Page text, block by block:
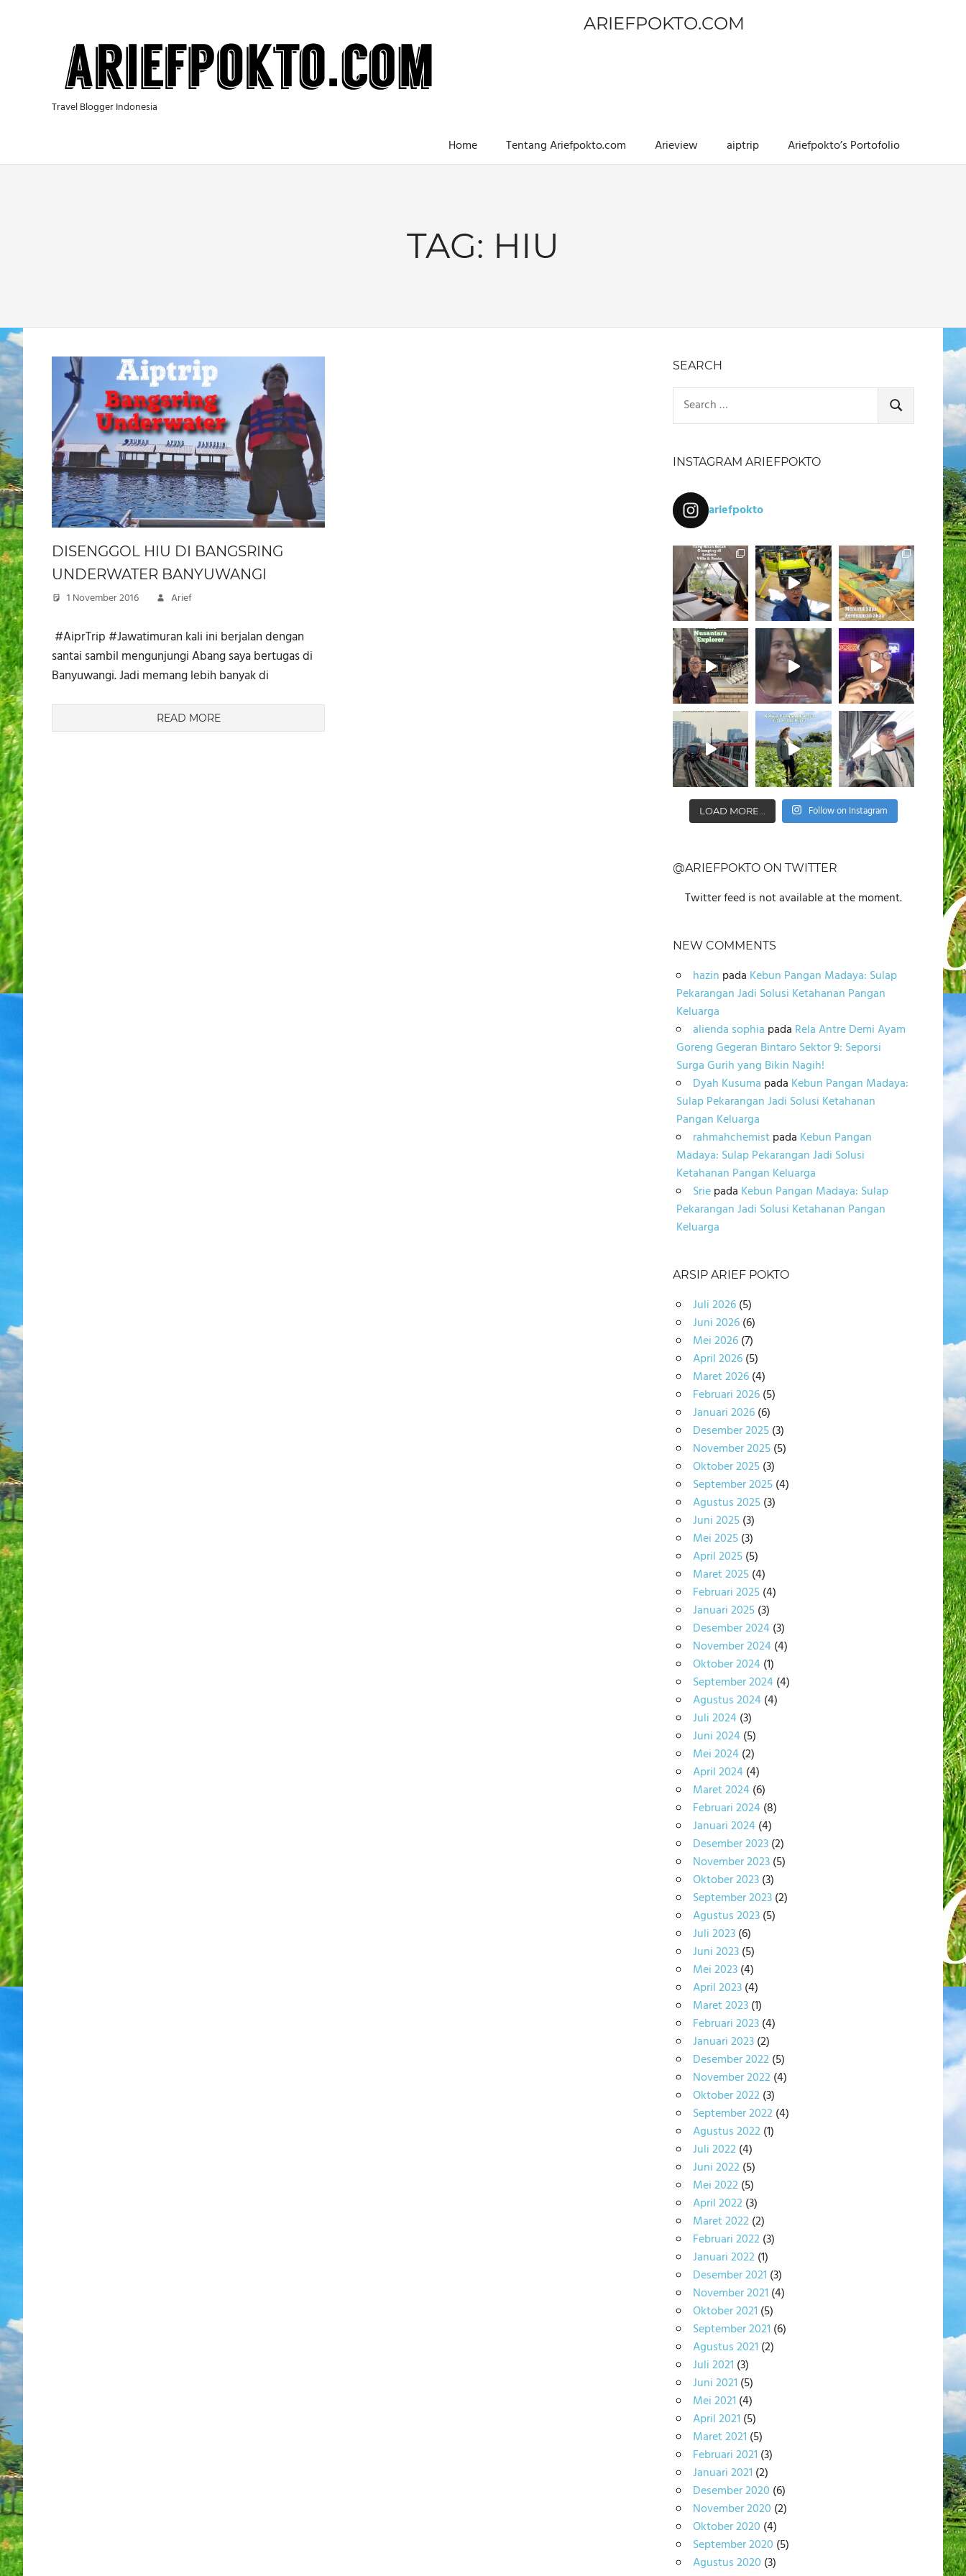
ARIEFPOKTO.COM
Travel Blogger Indonesia
Home Tentang Ariefpokto.com Arieview aiptrip Ariefpokto’s Portofolio
TAG: HIU
DISENGGOL HIU DI BANGSRING
UNDERWATER BANYUWANGI
1 November 2016 Arief
​ #AiprTrip #Jawatimuran kali ini berjalan dengan
santai sambil mengunjungi Abang saya bertugas di
Banyuwangi. Jadi memang lebih banyak di
READ MORE
SEARCH
Search
for:
SEARCH
INSTAGRAM ARIEFPOKTO
ariefpokto
LOAD MORE... Follow on Instagram
@ARIEFPOKTO ON TWITTER
Twitter feed is not available at the moment.
NEW COMMENTS
hazin pada Kebun Pangan Madaya: Sulap
Pekarangan Jadi Solusi Ketahanan Pangan
Keluarga
alienda sophia pada Rela Antre Demi Ayam
Goreng Gegeran Bintaro Sektor 9: Seporsi
Surga Gurih yang Bikin Nagih!
Dyah Kusuma pada Kebun Pangan Madaya:
Sulap Pekarangan Jadi Solusi Ketahanan
Pangan Keluarga
rahmahchemistpada Kebun Pangan
Madaya: Sulap Pekarangan Jadi Solusi
Ketahanan Pangan Keluarga
Sriepada Kebun Pangan Madaya: Sulap
Pekarangan Jadi Solusi Ketahanan Pangan
Keluarga
ARSIP ARIEF POKTO
Juli 2026(5)
Juni 2026(6)
Mei 2026(7)
April 2026(5)
Maret 2026(4)
Februari 2026(5)
Januari 2026(6)
Desember 2025(3)
November 2025(5)
Oktober 2025(3)
September 2025(4)
Agustus 2025(3)
Juni 2025(3)
Mei 2025(3)
April 2025(5)
Maret 2025(4)
Februari 2025(4)
Januari 2025(3)
Desember 2024(3)
November 2024(4)
Oktober 2024(1)
September 2024(4)
Agustus 2024(4)
Juli 2024(3)
Juni 2024(5)
Mei 2024(2)
April 2024(4)
Maret 2024(6)
Februari 2024(8)
Januari 2024(4)
Desember 2023(2)
November 2023(5)
Oktober 2023(3)
September 2023(2)
Agustus 2023(5)
Juli 2023(6)
Juni 2023(5)
Mei 2023(4)
April 2023(4)
Maret 2023(1)
Februari 2023(4)
Januari 2023(2)
Desember 2022(5)
November 2022(4)
Oktober 2022(3)
September 2022(4)
Agustus 2022(1)
Juli 2022(4)
Juni 2022(5)
Mei 2022(5)
April 2022(3)
Maret 2022(2)
Februari 2022(3)
Januari 2022(1)
Desember 2021 (3)
November 2021 (4)
Oktober 2021 (5)
September 2021 (6)
Agustus 2021 (2)
Juli 2021 (3)
Juni 2021 (5)
Mei 2021 (4)
April 2021 (5)
Maret 2021 (5)
Februari 2021 (3)
Januari 2021 (2)
Desember 2020 (6)
November 2020 (2)
Oktober 2020 (4)
September 2020 (5)
Agustus 2020 (3)